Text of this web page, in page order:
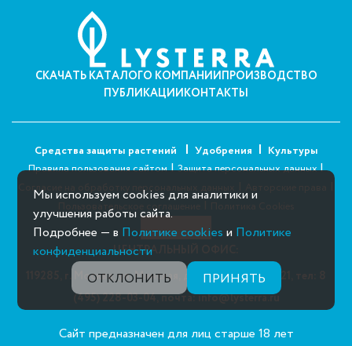
СКАЧАТЬ КАТАЛОГО КОМПАНИИПРОИЗВОДСТВО
ПУБЛИКАЦИИКОНТАКТЫ
Средства защиты растений Удобрения Культуры
Правила пользования сайтом |Защита персональных данных|
Согласие на обработку персональных данных
Пользовательское соглашение
ЦЕНТРАЛЬНЫЙ ОФИС:
119285, г. Москва, ул. Минская, д. 1 Г, корп. 3, офис 21,
(495) 228-03-04,почта: info@lysterra.ru
Сайт предназначен для лиц старше 18 лет
Мы используем cookies для аналитики и
улучшения работы сайта.
Подробнее — в Политике cookies и Политике
конфиденциальности
ОТКЛОНИТЬ
ПРИНЯТЬ